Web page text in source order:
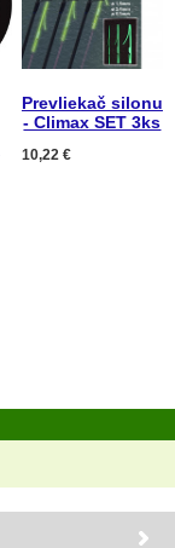
Prevliekač silonu
- Climax SET 3ks
10,22 €